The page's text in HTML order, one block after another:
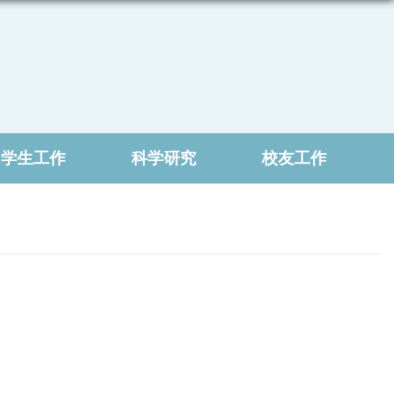
学生工作 科学研究 校友工作